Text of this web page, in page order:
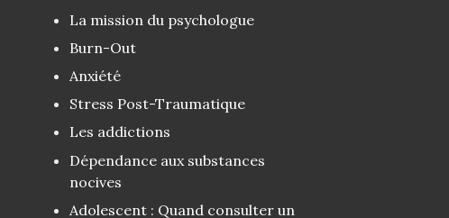
La mission du psychologue
Burn-Out
Anxiété
Stress Post-Traumatique
Les addictions
Dépendance aux substances
nocives
Adolescent : Quand consulter un